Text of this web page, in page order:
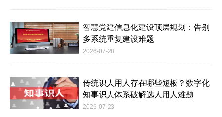
智慧党建信息化建设顶层规划：告别
多系统重复建设难题
2026-07-28
传统识人用人存在哪些短板？数字化
知事识人体系破解选人用人难题
2026-07-23